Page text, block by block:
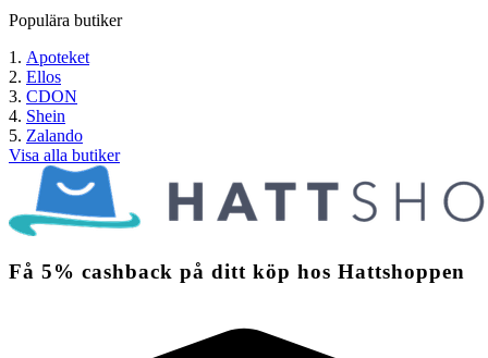
Populära butiker
Apoteket
Ellos
CDON
Shein
Zalando
Visa alla butiker
Få 5% cashback på ditt köp hos Hattshoppen